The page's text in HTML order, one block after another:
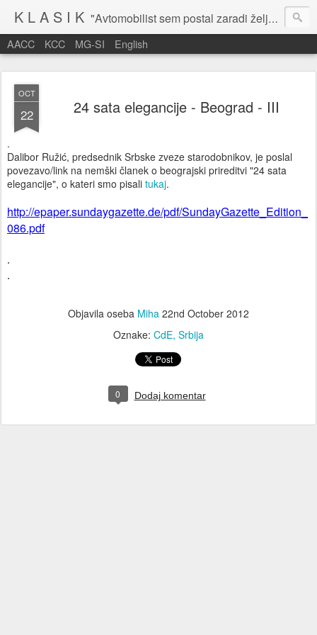
K L A S I K "Avtomobilist sem postal zaradi želje po potovanju in dejavnosti v prostem času." Baron Anton Codelli
AACC KCC MG-SI English
OCT
22 24 sata elegancije - Beograd - III
.
Dalibor Ružić, predsednik Srbske zveze starodobnikov, je poslal
povezavo/link na nemški članek o beograjski prireditvi "24 sata
elegancije", o kateri smo pisali tukaj.
http://epaper.sundaygazette.de/pdf/SundayGazette_Edition_
086.pdf
.
.
Objavila oseba Miha 22nd October 2012
Oznake: CdE Srbija
0 Dodaj komentar